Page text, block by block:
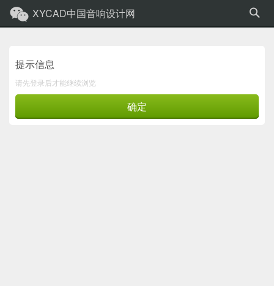
XYCAD中国音响设计网
提示信息
请先登录后才能继续浏览
确定